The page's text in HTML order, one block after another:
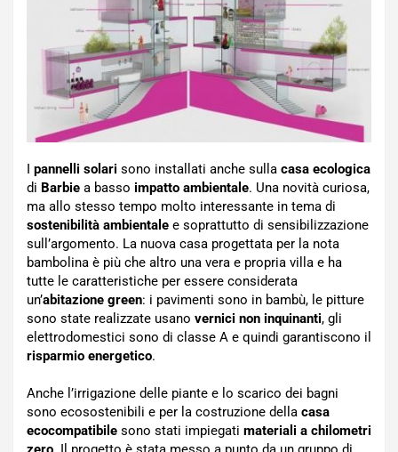
pannelli solari sono installati anche sulla casa ecologica
di Barbie a basso impatto ambientale. Una novità curiosa,
ma allo stesso tempo molto interessante in tema di
sostenibilità ambientale e soprattutto di sensibilizzazione
sull’argomento. La nuova casa progettata per la nota
bambolina è più che altro una vera e propria villa e ha
tutte le caratteristiche per essere considerata
un’abitazione green: i pavimenti sono in bambù, le pitture
sono state realizzate usano vernici non inquinanti, gli
elettrodomestici sono di classe A e quindi garantiscono il
risparmio energetico.
Anche l’irrigazione delle piante e lo scarico dei bagni
sono ecosostenibili e per la costruzione della casa
ecocompatibile sono stati impiegati materiali a chilometri